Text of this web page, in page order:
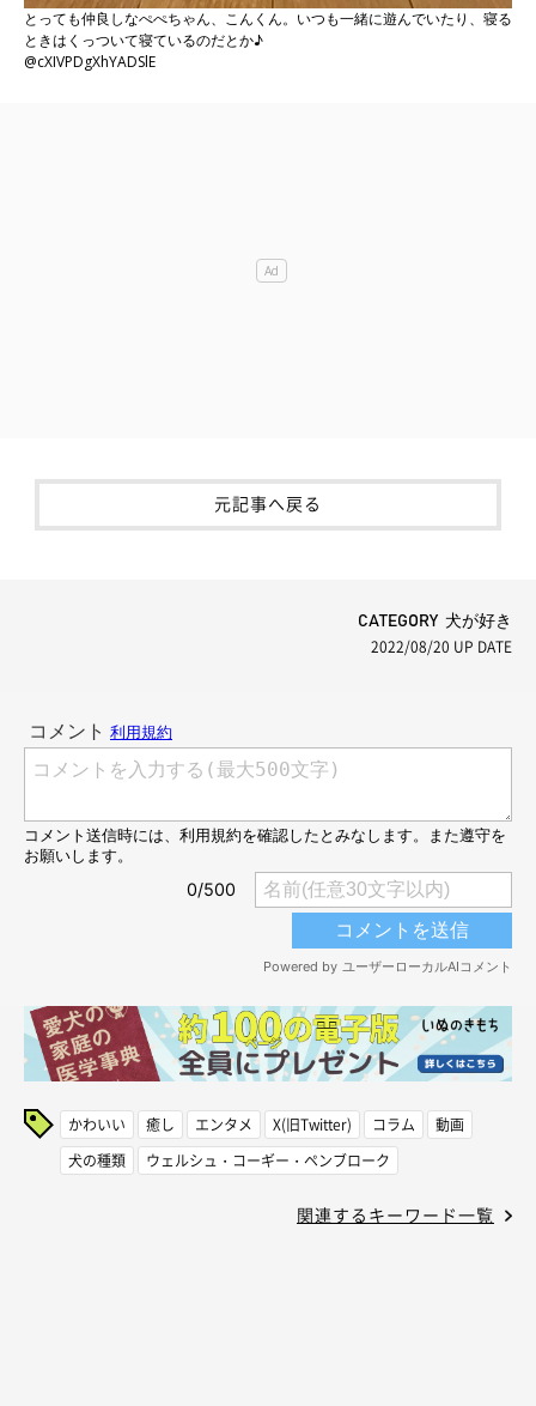
とっても仲良しなぺぺちゃん、こんくん。いつも一緒に遊んでいたり、寝る
ときはくっついて寝ているのだとか♪
@cXIVPDgXhYADSlE
元記事へ戻る
CATEGORY 犬が好き
2022/08/20 UP DATE
かわいい 癒し エンタメ X(旧Twitter) コラム
動画
犬の種類
ウェルシュ・コーギー・ペンブローク
関連するキーワード一覧